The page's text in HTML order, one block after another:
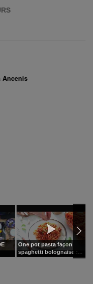
Ancenis
One pot pasta façon
spaghetti bolognaise :...